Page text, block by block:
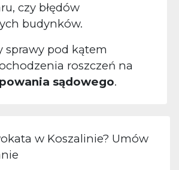
czy błędów
budynków.
sprawy pod kątem
roszczeń na
sądowego.
w Koszalinie? Umów